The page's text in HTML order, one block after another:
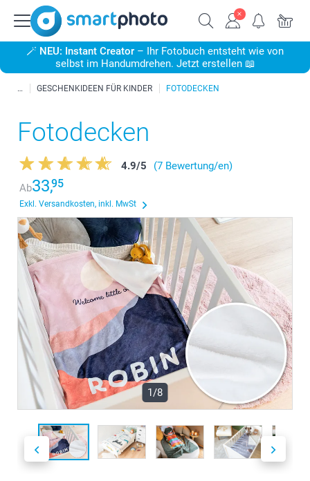
🪄 NEU: Instant Creator – Ihr Fotobuch entsteht wie von
selbst im Handumdrehen. Jetzt erstellen 📖
GESCHENKIDEEN FÜR KINDER FOTODECKEN
Fotodecken
4.9/5
(7 Bewertung/en)
Ab33,95
Exkl. Versandkosten, inkl. MwSt
1/8